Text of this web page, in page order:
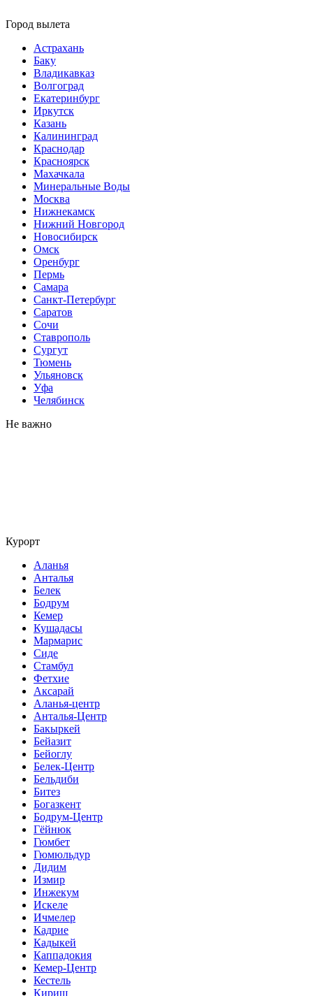
Город вылета
Астрахань
Баку
Владикавказ
Волгоград
Екатеринбург
Иркутск
Казань
Калининград
Краснодар
Красноярск
Махачкала
Минеральные Воды
Москва
Нижнекамск
Нижний Новгород
Новосибирск
Омск
Оренбург
Пермь
Самара
Санкт-Петербург
Саратов
Сочи
Ставрополь
Сургут
Тюмень
Ульяновск
Уфа
Челябинск
Не важно
Курорт
Аланья
Анталья
Белек
Бодрум
Кемер
Кушадасы
Мармарис
Сиде
Стамбул
Фетхие
Аксарай
Аланья-центр
Анталья-Центр
Бакыркей
Бейазит
Бейоглу
Белек-Центр
Бельдиби
Битез
Богазкент
Бодрум-Центр
Гёйнюк
Гюмбет
Гюмюльдур
Дидим
Измир
Инжекум
Искеле
Ичмелер
Кадрие
Кадыкей
Каппадокия
Кемер-Центр
Кестель
Кириш